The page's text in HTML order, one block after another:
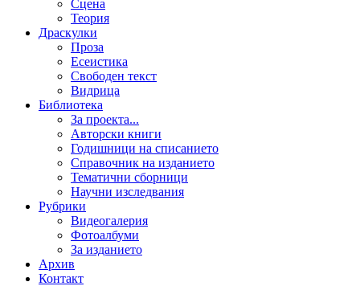
Сцена
Теория
Драскулки
Проза
Есеистика
Свободен текст
Видрица
Библиотека
За проекта...
Авторски книги
Годишници на списанието
Справочник на изданието
Тематични сборници
Научни изследвания
Рубрики
Видеогалерия
Фотоалбуми
За изданието
Архив
Контакт